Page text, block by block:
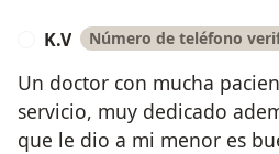
K.V Número de teléfono
Un doctor con mucha
servicio, muy dedicado
que le dio a mi menor es